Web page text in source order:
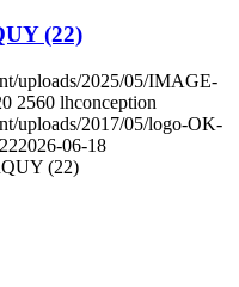
(22)
uploads/2025/05/IMAGE-
2560 lhconception
uploads/2017/05/logo-OK-
2026-06-18
(22)